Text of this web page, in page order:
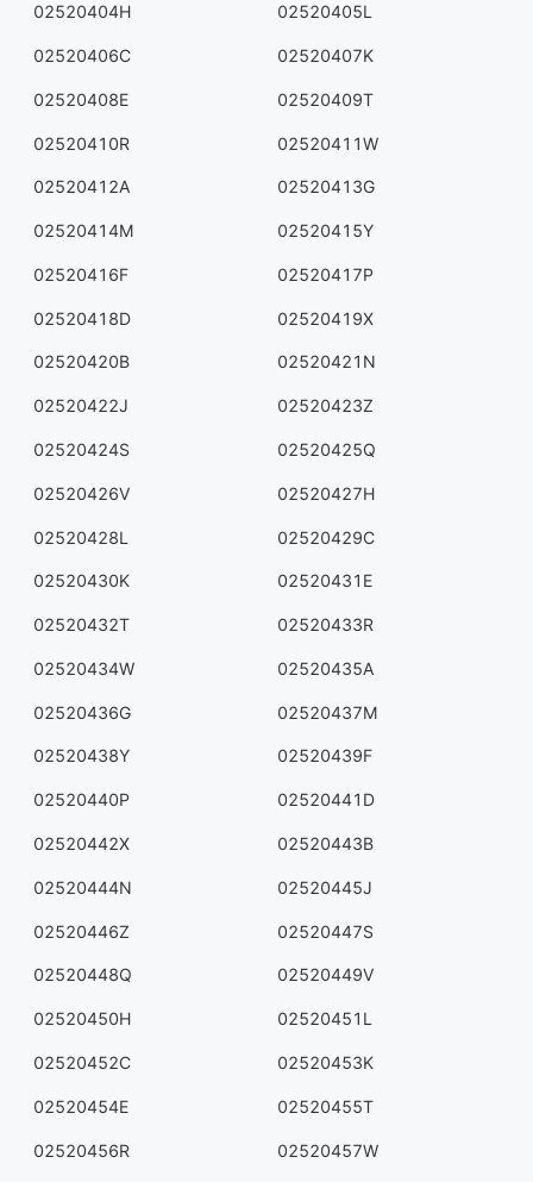
02520404H 02520405L
02520406C 02520407K
02520408E 02520409T
02520410R 02520411W
02520412A 02520413G
02520414M 02520415Y
02520416F 02520417P
02520418D 02520419X
02520420B 02520421N
02520422J 02520423Z
02520424S 02520425Q
02520426V 02520427H
02520428L 02520429C
02520430K 02520431E
02520432T 02520433R
02520434W 02520435A
02520436G 02520437M
02520438Y 02520439F
02520440P 02520441D
02520442X 02520443B
02520444N 02520445J
02520446Z 02520447S
02520448Q 02520449V
02520450H 02520451L
02520452C 02520453K
02520454E 02520455T
02520456R 02520457W